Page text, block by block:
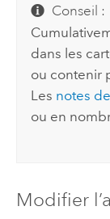
Conseil :
dans les
ou contenir
Les notes
ou en
Modifier